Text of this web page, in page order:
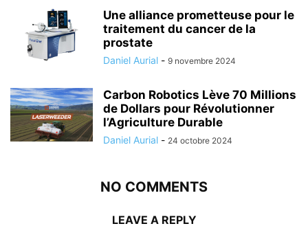
Une alliance prometteuse pour le
traitement du cancer de la
prostate
Daniel Aurial - 9 novembre 2024
Carbon Robotics Lève 70 Millions
de Dollars pour Révolutionner
l’Agriculture Durable
Daniel Aurial - 24 octobre 2024
NO COMMENTS
LEAVE A REPLY